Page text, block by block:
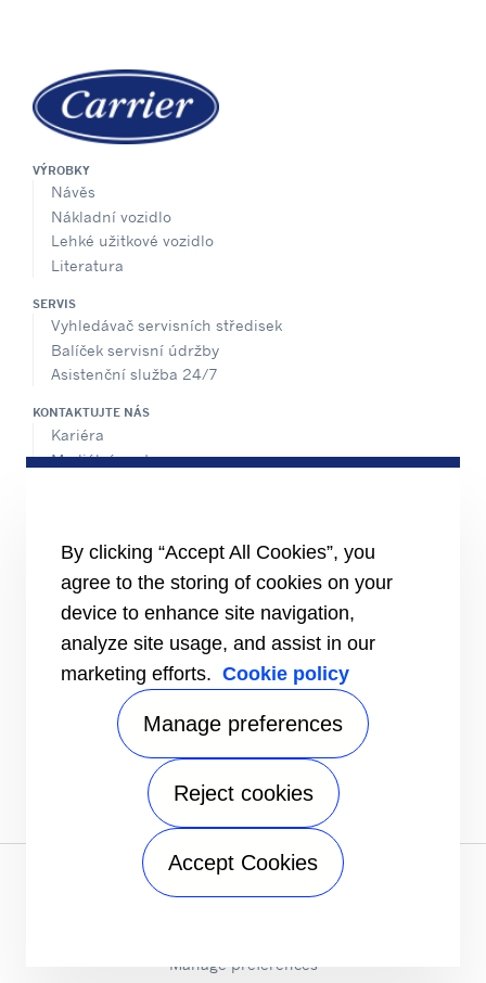
VÝROBKY
Návěs
Nákladní vozidlo
Lehké užitkové vozidlo
Literatura
SERVIS
Vyhledávač servisních středisek
Balíček servisní údržby
Asistenční služba 24/7
KONTAKTUJTE NÁS
Kariéra
Mediální centrum
SDÍLET TUTO STRÁNKU
Oznámení o ochraně osobních údajů|Právní informace
Mapa stránek
Manage preferences
By clicking “Accept All Cookies”, you
agree to the storing of cookies on your
device to enhance site navigation,
analyze site usage, and assist in our
marketing efforts. Cookie policy
Manage preferences
Reject cookies
Accept Cookies